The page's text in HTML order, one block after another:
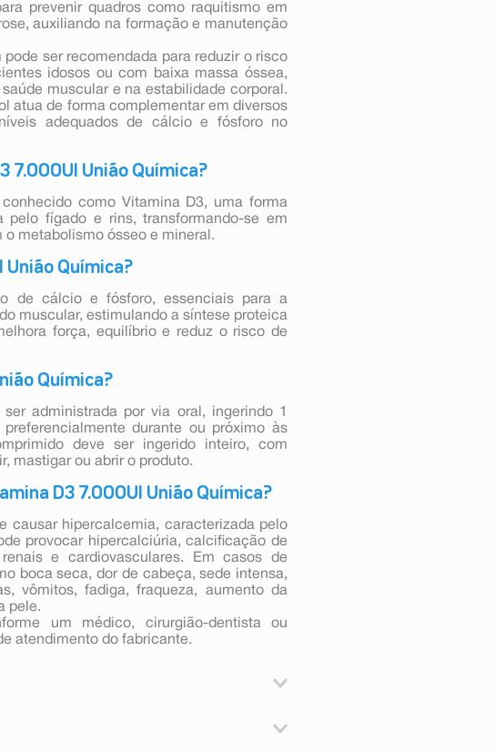
prevenir quadros como raquitismo em
auxiliando na formação e manutenção
ser recomendada para reduzir o risco
idosos ou com baixa massa óssea,
muscular e na estabilidade corporal.
atua de forma complementar em diversos
adequados de cálcio e fósforo no
7.000UI União Química?
como Vitamina D3, uma forma
pelo fígado e rins, transformando-se em
metabolismo ósseo e mineral.
União Química?
de cálcio e fósforo, essenciais para a
muscular, estimulando a síntese proteica
força, equilíbrio e reduz o risco de
Química?
administrada por via oral, ingerindo 1
durante ou próximo às
deve ser ingerido inteiro, com
mastigar ou abrir o produto.
D3 7.000UI União Química?
causar hipercalcemia, caracterizada pelo
provocar hipercalciúria, calcificação de
e cardiovasculares. Em casos de
boca seca, dor de cabeça, sede intensa,
vômitos, fadiga, fraqueza, aumento da
pele.
um médico, cirurgião-dentista ou
atendimento do fabricante.
auxiliar na desmineralização óssea, do